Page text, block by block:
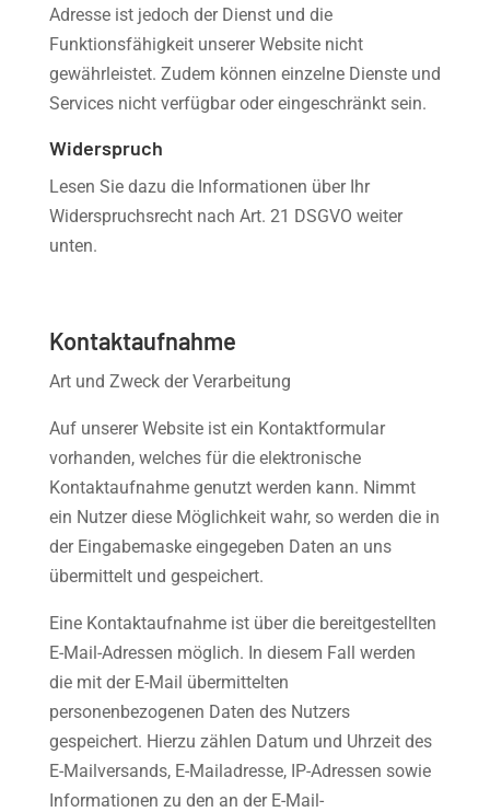
Adresse ist jedoch der Dienst und die
Funktionsfähigkeit unserer Website nicht
gewährleistet. Zudem können einzelne Dienste und
Services nicht verfügbar oder eingeschränkt sein.
Widerspruch
Lesen Sie dazu die Informationen über Ihr
Widerspruchsrecht nach Art. 21 DSGVO weiter
unten.
Kontaktaufnahme
Art und Zweck der Verarbeitung
Auf unserer Website ist ein Kontaktformular
vorhanden, welches für die elektronische
Kontaktaufnahme genutzt werden kann. Nimmt
ein Nutzer diese Möglichkeit wahr, so werden die in
der Eingabemaske eingegeben Daten an uns
übermittelt und gespeichert.
Eine Kontaktaufnahme ist über die bereitgestellten
E-Mail-Adressen möglich. In diesem Fall werden
die mit der E-Mail übermittelten
personenbezogenen Daten des Nutzers
gespeichert. Hierzu zählen Datum und Uhrzeit des
E-Mailversands, E-Mailadresse, IP-Adressen sowie
Informationen zu den an der E-Mail-